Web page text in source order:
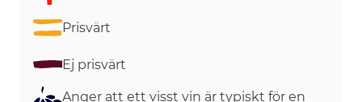
Prisvärt
Ej prisvärt
Anger att ett visst vin är typiskt för en